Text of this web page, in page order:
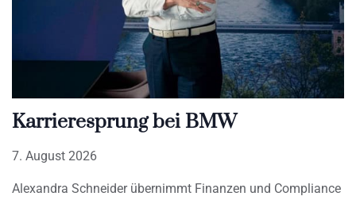
Karrieresprung bei BMW
7. August 2026
Alexandra Schneider übernimmt Finanzen und Compliance